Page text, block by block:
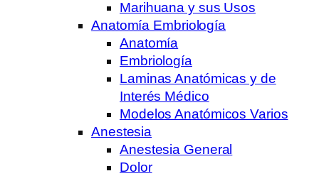
Marihuana y sus Usos
Anatomía Embriología
Anatomía
Embriología
Laminas Anatómicas y de
Interés Médico
Modelos Anatómicos Varios
Anestesia
Anestesia General
Dolor